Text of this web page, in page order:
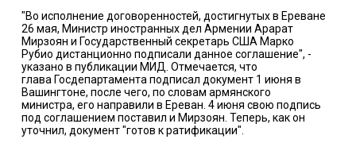
"Во исполнение договоренностей, достигнутых в Ереване
26 мая, Министр иностранных дел Армении Арарат
Мирзоян и Государственный секретарь США Марко
Рубио дистанционно подписали данное соглашение", -
указано в публикации МИД. Отмечается, что
глава Госдепартаментаподписал документ 1 июня в
Вашингтоне, после чего, по словам армянского
министра, его направили в Ереван. 4 июня свою подпись
под соглашением поставил и Мирзоян. Теперь, как он
уточнил, документ "готов к ратификации".